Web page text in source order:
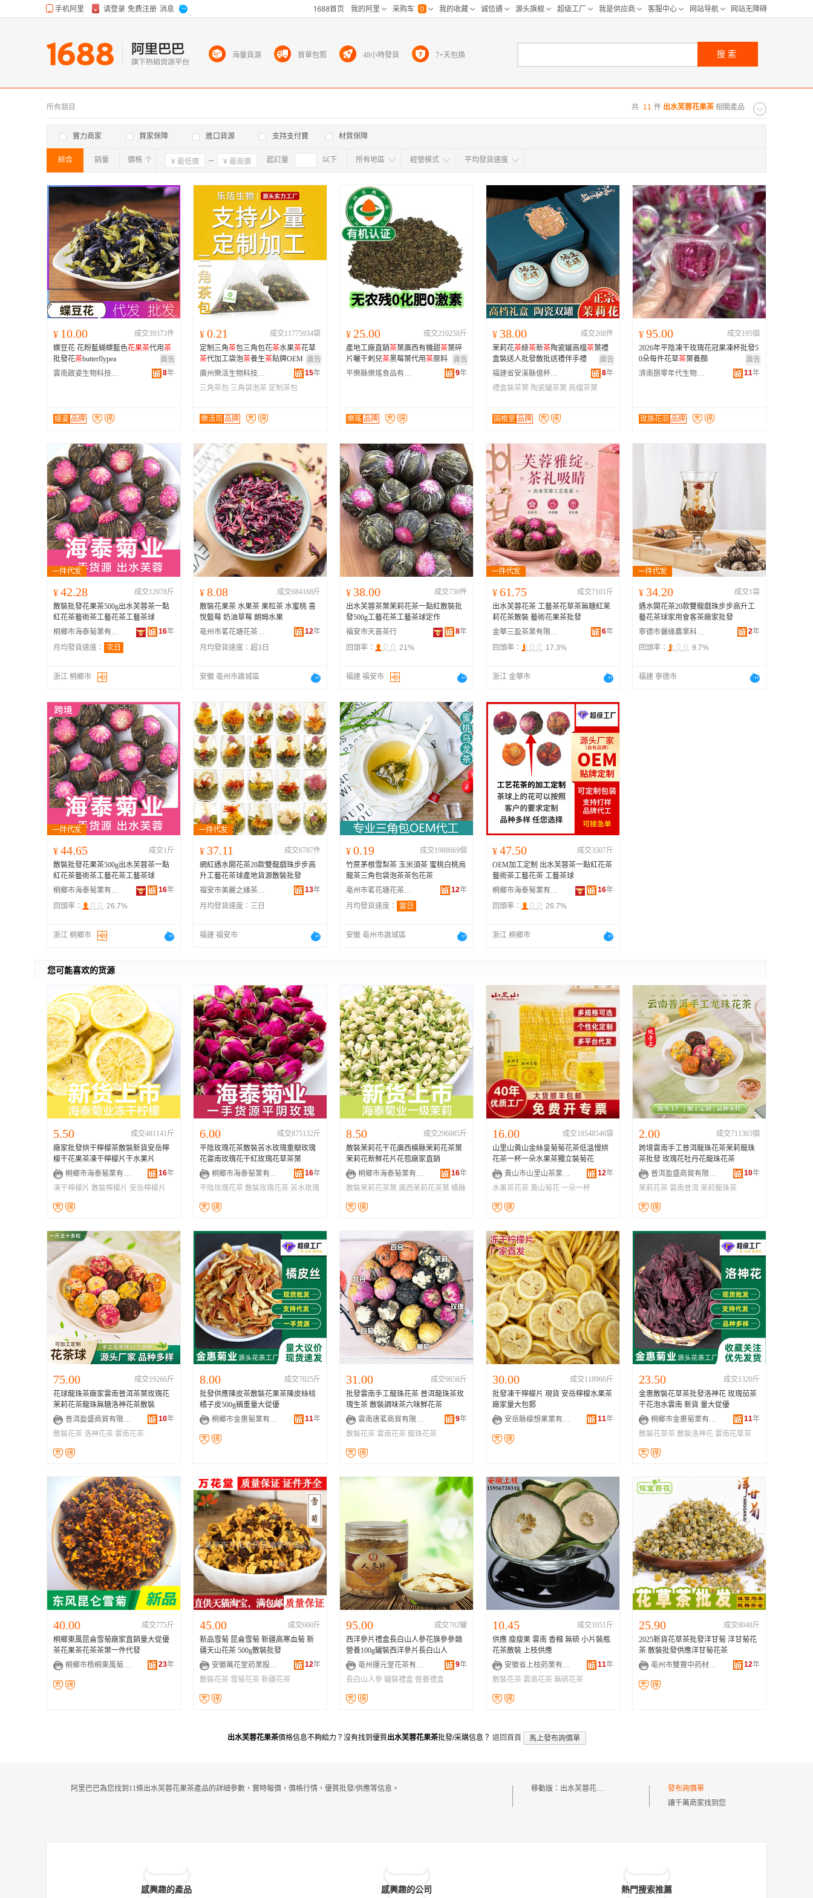
共 11 件 出水芙蓉花果茶 相關產品
所有類目
實力商家 買家保障 進口貨源 支持支付寶 材質保障
綜合 銷量 價格 確定 起訂量 以下
確定 所有地區
所有地区 采购距离:
江浙沪 华东区 华南区 华中区 华北区
海外 北京 天津 重庆
广东 浙江 山东 河北
河南 福建 安徽 广西
山西 海南 内蒙古 吉林 黑龙江
青海 四川
贵州 西藏 澳门 台湾
經營模式 平均發貨速度
¥ 10.00
成交39373件
蝶豆花 花粉藍蝴蝶藍色花果茶代用茶
批發花茶butterflypea
廣告
雲南啟姿生物科技有限公司
8年
樣姿 品牌
¥ 0.21
成交11775934袋
定制三角茶包三角包花茶水果茶花草
茶代加工袋泡茶養生茶貼牌OEM 廣告
廣州樂活生物科技有限公司
15年
三角茶包 三角袋泡茶 定制茶包
樂活司 品牌
¥ 25.00
成交210258斤
產地工廠直銷茶葉廣西有機甜茶葉碎
片曬干刺兒茶黑莓葉代用茶原料
廣告
平樂縣樂瑤食品有限公司
9年
樂瑤 品牌
¥ 38.00
成交268件
茉莉花茶綠茶新茶陶瓷罐高檔茶葉禮
盒裝送人批發散批送禮伴手禮
廣告
福建省安溪縣億杯茶葉有限公司
8年
禮盒裝茶葉 陶瓷罐茶葉 高檔茶葉
固根堂 品牌
¥ 95.00
成交195個
2026年平陰凍干玫瑰花冠果凍杯批發5
0朵每件花草茶葉養顏
廣告
濟南捌零年代生物技術有限公司
11年
玫族花羽 品牌
¥ 42.28
成交12078斤
散裝批發花果茶500g出水芙蓉茶一點
紅花茶藝術茶工藝花茶工藝茶球
桐鄉市海泰菊業有限公司
16年
月均發貨速度：
次日
浙江 桐鄉市
¥ 8.08
成交684168斤
散裝花果茶 水果茶 果粒茶 水蜜桃 喜
悅藍莓 奶油草莓 朗姆水果
亳州市茗花塘花茶有限責任公司
12年
月均發貨速度： 超3日
安徽 亳州市譙城區
¥ 38.00
成交730件
出水芙蓉茶葉茉莉花茶一點紅散裝批
發500g工藝花茶工藝茶球定作
福安市天喜茶行
8年
回頭率：
21%
福建 福安市
¥ 61.75
成交7101斤
出水芙蓉花茶 工藝茶花草茶無糖紅茉
莉花茶散裝 藝術花果茶批發
金華三盈茶業有限公司
6年
回頭率：
17.3%
浙江 金華市
¥ 34.20
成交1袋
遇水開花茶20款雙龍戲珠步步高升工
藝花茶球家用會客茶廠家批發
寧德市儷緣農業科技有限公司
2年
回頭率：
9.7%
福建 寧德市
¥ 44.65
成交1斤
散裝批發花果茶500g出水芙蓉茶一點
紅花茶藝術茶工藝花茶工藝茶球
桐鄉市海泰菊業有限公司
16年
回頭率：
26.7%
浙江 桐鄉市
¥ 37.11
成交6787件
網紅遇水開花茶20款雙龍戲珠步步高
升工藝花茶球產地貨源散裝批發
福安市美麗之緣茶業有限公司
13年
月均發貨速度： 三日
福建 福安市
¥ 0.19
成交1988669個
竹蔗茅根雪梨茶 玉米須茶 蜜桃白桃烏
龍茶三角包袋泡茶茶包花茶
亳州市茗花塘花茶有限責任公司
12年
月均發貨速度：
當日
安徽 亳州市譙城區
¥ 47.50
成交3507斤
OEM加工定制 出水芙蓉茶一點紅花茶
藝術茶工藝花茶 工藝茶球
桐鄉市海泰菊業有限公司
16年
回頭率：
26.7%
浙江 桐鄉市
您可能喜欢的货源
5.50
成交481141斤
廠家批發烘干檸檬茶散裝新貨安岳檸
檬干花果茶凍干檸檬片干水果片
桐鄉市海泰菊業有限公司
16年
凍干檸檬片 散裝檸檬片 安岳檸檬片
6.00
成交875132斤
平陰玫瑰花茶散裝苦水玫瑰重瓣玫瑰
花雲南玫瑰花干紅玫瑰花草茶葉
桐鄉市海泰菊業有限公司
16年
平陰玫瑰花茶 散裝玫瑰花茶 苦水玫瑰
8.50
成交296085斤
散裝茉莉花干花廣西橫縣茉莉花茶葉
茉莉花新鮮花片花苞廠家直銷
桐鄉市海泰菊業有限公司
16年
散裝茉莉花茶葉 廣西茉莉花茶葉 橫縣
16.00
成交19548546袋
山里山黃山金絲皇菊菊花茶低溫慢烘
花茶一杯一朵水果茶獨立裝菊花
黃山市山里山茶業有限公司
12年
水果茶花茶 黃山菊花 一朵一杯
2.00
成交711365個
跨境雲南手工普洱龍珠花茶茉莉龍珠
茶批發 玫瑰花牡丹花龍珠花茶
普洱盈盛商貿有限公司
10年
茉莉花茶 雲南普洱 茉莉龍珠茶
75.00
成交19266斤
花球龍珠茶廠家雲南普洱茶葉玫瑰花
茉莉花茶龍珠無糖洛神花茶散裝
普洱盈盛商貿有限公司
10年
散裝花茶 洛神花茶 雲南花茶
8.00
成交7025斤
批發供應陳皮茶散裝花果茶陳皮絲桔
橘子皮500g稱重量大從優
桐鄉市金惠菊業有限公司
11年
31.00
成交9858斤
批發雲南手工龍珠花茶 普洱龍珠茶玫
瑰生茶 散裝調味茶六味鮮花茶
雲南唐茗商貿有限公司
9年
散裝花茶 雲南花茶 龍珠花茶
30.00
成交118960斤
批發凍干檸檬片 現貨 安岳檸檬水果茶
廠家量大包郵
安岳縣檬想果業有限公司
11年
23.50
成交1320斤
金惠散裝花草茶批發洛神花 玫瑰茄茶
干花泡水雲南 新貨 量大從優
桐鄉市金惠菊業有限公司
11年
散裝花草茶 散裝洛神花 雲南花草茶
40.00
成交775斤
桐鄉東風昆侖雪菊廠家直銷量大從優
茶花果茶花茶茶葉一件代發
桐鄉市梧桐東風菊花加工廠
23年
45.00
成交600斤
新品雪菊 昆侖雪菊 新疆高寒血菊 新
疆天山花茶 500g散裝批發
安徽萬花堂葯業股份有限公司
12年
散裝花茶 雪菊花茶 新疆花茶
95.00
成交702罐
西洋參片禮盒長白山人參花旗參參類
營養100g罐裝西洋參片長白山人
亳州運元堂花茶有限公司
9年
長白山人參 罐裝禮盒 營養禮盒
10.45
成交1051斤
供應 瘦瘦果 雲南 香櫞 無硫 小片裝瓶
花茶散裝 上枝供應
安徽省上枝葯業有限公司
11年
散裝花茶 雲南花茶 無硫花茶
25.90
成交8048斤
2025新貨花草茶批發洋甘菊 洋甘菊花
茶 散裝批發供應洋甘菊花茶
亳州市雙寶中葯材銷售有限公司
12年
出水芙蓉花果茶價格信息不夠給力？沒有找到優質出水芙蓉花果茶批發/采購信息？ 返回首頁 馬上發布詢價單
阿里巴巴為您找到11條出水芙蓉花果茶產品的詳細參數，實時報價，價格行情，優質批發/供應等信息。 移動版： 出水芙蓉花果茶
發布詢價單
讓千萬商家找到您
感興趣的產品 感興趣的公司 熱門搜索推薦
海量貨源 首單包郵 48小時發貨 7+天包換 搜索